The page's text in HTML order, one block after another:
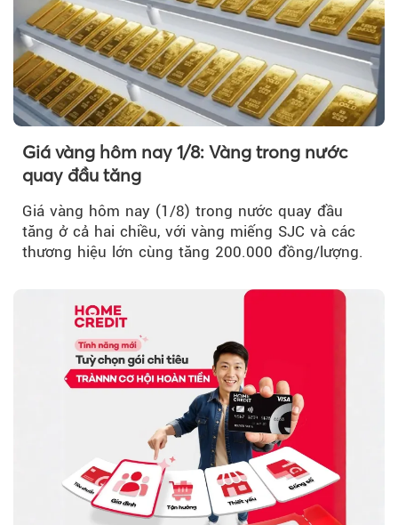
Giá vàng hôm nay 1/8: Vàng trong nước
quay đầu tăng
Giá vàng hôm nay (1/8) trong nước quay đầu
tăng ở cả hai chiều, với vàng miếng SJC và các
thương hiệu lớn cùng tăng 200.000 đồng/lượng.